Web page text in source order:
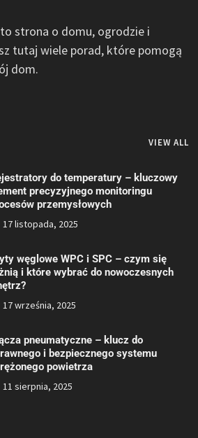
strona o domu, ogrodzie i
tutaj wiele porad, które pomogą
dom.
VIEW ALL
do temperatury – kluczowy
precyzyjnego monitoringu
przemysłowych
17 listopada, 2025
węglowe WPC i SPC – czym się
i które wybrać do nowoczesnych
17 września, 2025
pneumatyczne – klucz do
i bezpiecznego systemu
powietrza
11 sierpnia, 2025